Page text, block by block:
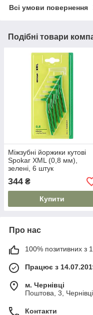
Всі умови повернення
Подібні товари
Міжзубні йоржики кутові
Spokar ХМL (0,8 мм),
зелені, 6 штук
344 ₴
Купити
Про нас
100% позитивних з
Працює з
м. Чернівці
Поштова, 3,
Контакти